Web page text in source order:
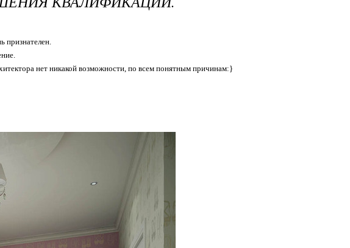
признателен.
нет никакой возможности, по всем понятным причинам:}